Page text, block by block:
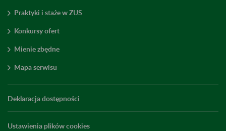
Praktyki i staże w ZUS
Konkursy ofert
Mienie zbędne
Mapa serwisu
Deklaracja dostępności
Ustawienia plików cookies